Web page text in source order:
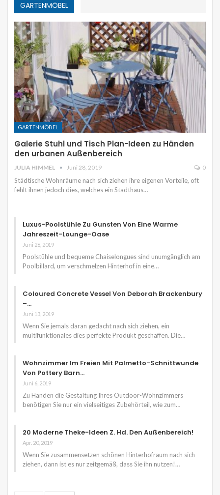
GARTENMÖBEL
GARTENMÖBEL
Galerie Stuhl und Tisch Plan-Ideen zu Händen
den urbanen Außenbereich
JULIA HIMMEL Juni 28, 2019 0
Städtische Wohnräume nach sich ziehen ihre eigenen Vorteile, oft
fehlt ihnen jedoch dies, welches ein Stadthaus…
Luxus-Poolstühle Zu Gunsten Von Eine Warme
Jahreszeit-Lounge-Oase
Juni 26, 2019
Poolstühle und bequeme Chaiselongues sind unumgänglich am
Poolbillard, um verschmelzen Hinterhof in eine…
Coloured Concrete Vessel Von Deborah Brackenbury
–…
Juni 13, 2019
Wenn Sie jemals daran gedacht nach sich ziehen, ein
multifunktionales dies perfekte Produkt geschaffen. Die…
Wohnzimmer Im Freien Mit Palmetto-Schnittwunde
Von Pottery Barn…
Juni 6, 2019
Zu Händen die Gestaltung Ihres Outdoor-Wohnzimmers
benötigen Sie nur ein vielseitiges Zubehörteil, wie zum…
20 Moderne Theke-Ideen Z. Hd. Den Außenbereich!
Apr. 20, 2019
Wenn Sie zusammensetzen schönen Hinterhofraum nach sich
ziehen, dann ist es nur zeitgemäß, dass Sie ihn nutzen!…